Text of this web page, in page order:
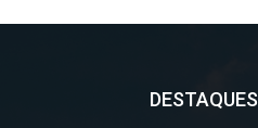
DESTAQUES